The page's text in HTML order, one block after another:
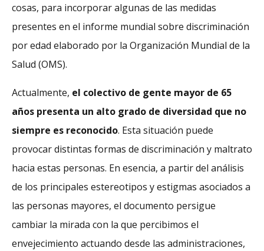
cosas, para incorporar algunas de las medidas
presentes en el informe mundial sobre discriminación
por edad elaborado por la Organización Mundial de la
Salud (OMS).
Actualmente, el colectivo de gente mayor de 65
años presenta un alto grado de diversidad que no
siempre es reconocido. Esta situación puede
provocar distintas formas de discriminación y maltrato
hacia estas personas. En esencia, a partir del análisis
de los principales estereotipos y estigmas asociados a
las personas mayores, el documento persigue
cambiar la mirada con la que percibimos el
envejecimiento actuando desde las administraciones,